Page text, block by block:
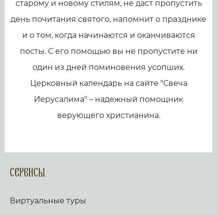
старому и новому стилям, не даст пропустить
день почитания святого, напомнит о празднике
и о том, когда начинаются и оканчиваются
посты. С его помощью вы не пропустите ни
один из дней поминовения усопших.
Церковный календарь на сайте "Свеча
Иерусалима" – надежный помощник
верующего христианина.
Сервисы
Виртуальные туры